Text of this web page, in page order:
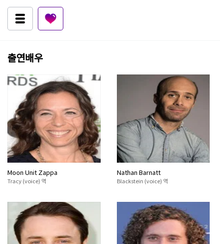
출연배우
Moon Unit Zappa
Tracy (voice) 역
Nathan Barnatt
Blackstein (voice) 역